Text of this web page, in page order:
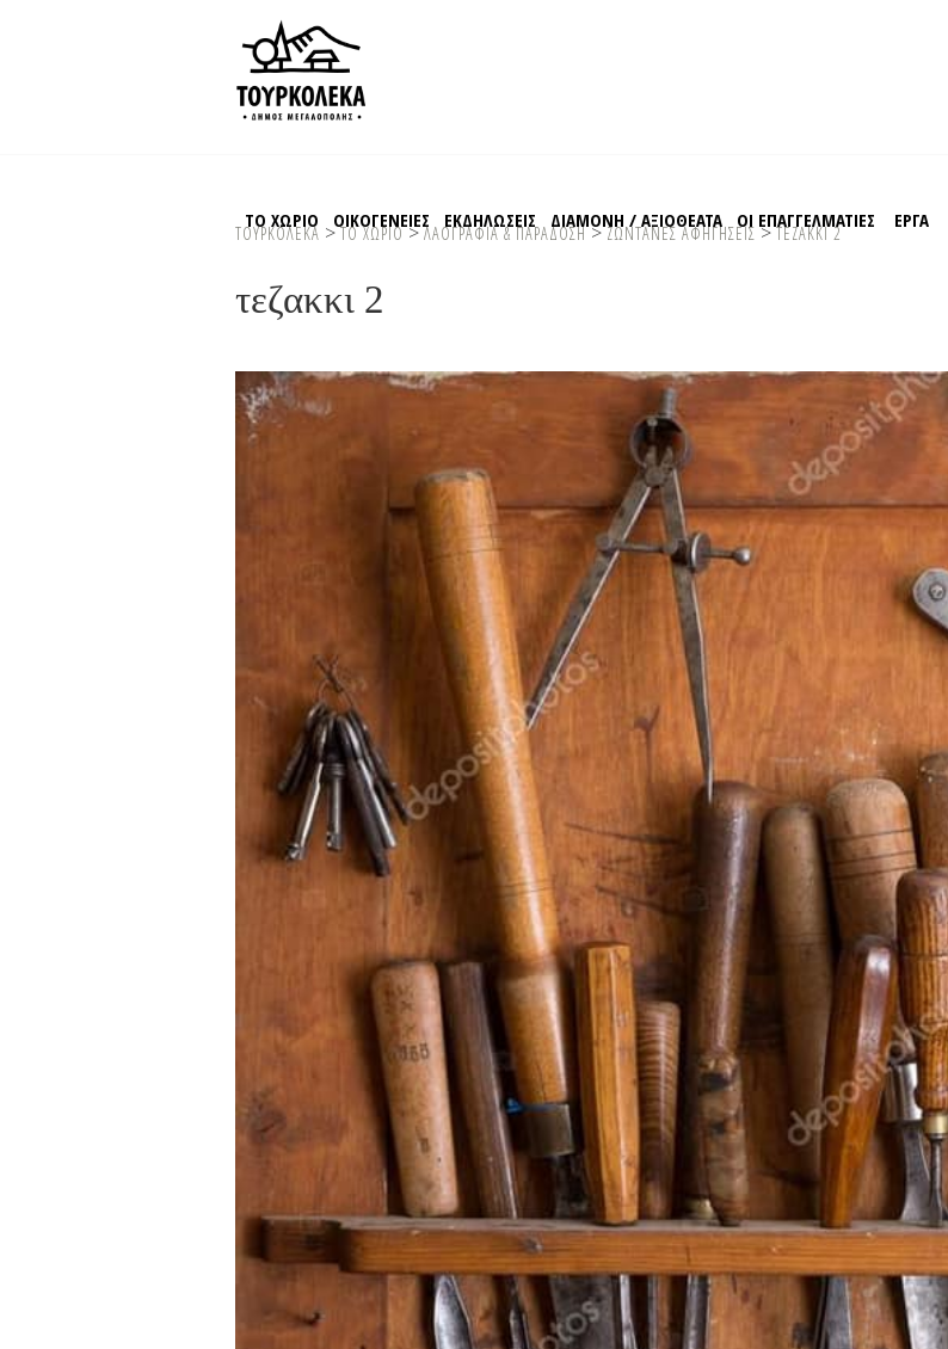
ΤΟ ΧΩΡΙΟ ΟΙΚΟΓΕΝΕΙΕΣ ΕΚΔΗΛΩΣΕΙΣ ΔΙΑΜΟΝΗ / ΑΞΙΟΘΕΑΤΑ ΟΙ ΕΠΑΓΓΕΛΜΑΤΙΕΣ EΡΓΑ
ΤΟΥΡΚΟΛΕΚΑ >ΤΟ ΧΩΡΙΟ>ΛΑΟΓΡΑΦΙΑ & ΠΑΡΑΔΟΣΗ>ZΩΝΤΑΝΕΣ ΑΦΗΓΗΣΕΙΣ >ΤΕΖΑΚΚΙ 2
τεζακκι 2